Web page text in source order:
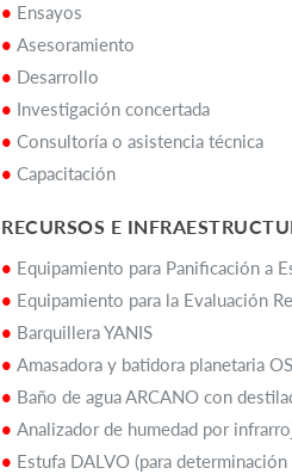
• Ensayos
• Asesoramiento
• Desarrollo
• Investigación concertada
• Consultoría o asistencia técnica
• Capacitación
RECURSOS E
• Equipamiento para Panificación a
• Equipamiento para la Evaluación
• Barquillera YANIS
• Amasadora y batidora planetaria
• Baño de agua ARCANO con
• Analizador de humedad por
• Estufa DALVO (para